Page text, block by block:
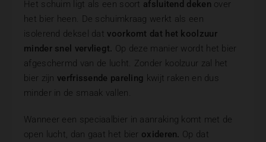
Het schuim ligt als een soort afsluitend deken over
het bier heen. De schuimkraag werkt als een
isolerend deksel dat voorkomt dat het koolzuur
minder snel vervliegt. Op deze manier wordt het bier
afgeschermd van de lucht. Zonder koolzuur zal het
bier zijn verfrissende pareling kwijt raken en dus
minder in de smaak vallen.
Wanneer een speciaalbier in aanraking komt met de
open lucht, dan gaat het bier oxideren. Op dat